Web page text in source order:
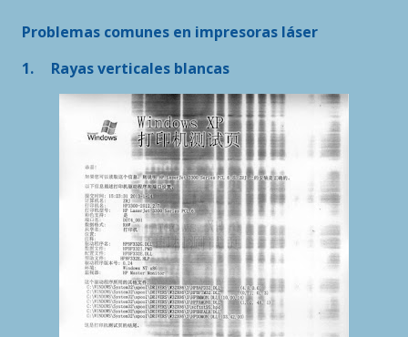
Problemas comunes en impresoras láser
1.
Rayas verticales blancas